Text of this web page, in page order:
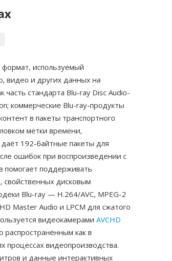
используемый
видео и других данных на
стандарта Blu-ray Disc Audio-
коммерческие Blu-ray-продукты
в пакеты транспортного
метки времени,
192-байтные пакеты для
ошибок при воспроизведении с
помогает поддерживать
свойственных дисковым
Blu-ray — H.264/AVC, MPEG-2
Master Audio и LPCM для сжатого
видеокамерами AVCHD
распространённым как в
процессах видеопроизводства.
и данные интерактивных